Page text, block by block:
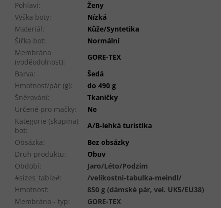
Pohlaví:
Ženy
Výška boty:
Nízká
Materiál:
Kůže/Syntetika
Šířka bot:
Normální
Membrána
(voděodolnost):
GORE-TEX
Barva:
Šedá
Hmotnost/pár (g):
do 490 g
Šněrování:
Tkaničky
Určené pro mačky:
Ne
Kategorie (skupina)
bot:
A/B-lehká turistika
Obsázka:
Bez obsázky
Druh produktu:
Obuv
Období:
Jaro/Léto/Podzim
#sizes_table#:
/velikostni-tabulka-meindl/
Hmotnost:
850 g (dámské pár, vel. UK5/EU38)
Membrána - typ:
GORE-TEX